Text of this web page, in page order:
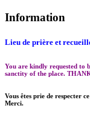
Information
Lieu de prière et
You are kindly requested to
sanctity of the place.
Vous êtes prie de respecter
Merci.